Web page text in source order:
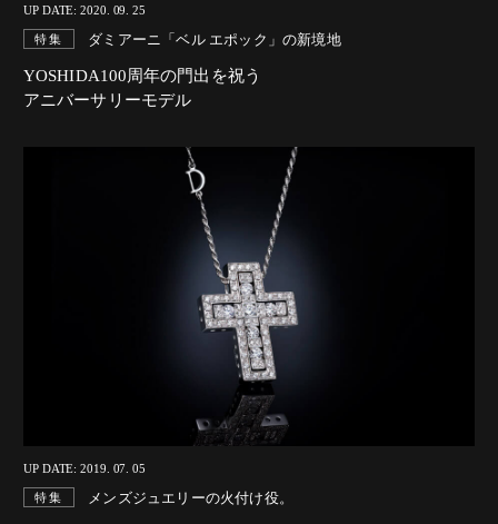
UP DATE: 2020. 09. 25
特集 ダミアーニ「ベル エポック」の新境地
YOSHIDA100周年の門出を祝う
アニバーサリーモデル
UP DATE: 2019. 07. 05
特集 メンズジュエリーの火付け役。